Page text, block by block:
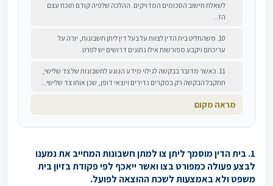
לשאלת חישוב הסכומים המדויקים. ההלכה שלפיה קודם תוכח עצם
הז...
10. משהחליט בית הדין לצוות על בעל דין ליתן חשבונות, יורה על
עריכתם ויקבע מפורשות אילו נתונים דרושים יש לפרט.
11. כאשר מדובר בבקשה לגילוי מידע הנוגע לחשבונות של צד שלישי,
תתקבל הבקשה רק במקרים נדירים ויוצאי דופן, שכן אותו צד שלישי...
מראה מקום
1. בית הדין מוסמך ליתן צו למתן חשבונות המחייב את נמענו
לבצע פעולה כמפורט בצו ואשר ייאכף לפי פקודת בזיון בית
משפט ולא באמצעות לשכת ההוצאה לפועל.